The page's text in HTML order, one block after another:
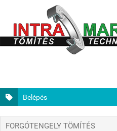
Belépés
FORGÓTENGELY TÖMÍTÉS